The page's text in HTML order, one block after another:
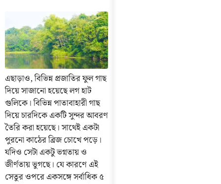
এছাড়াও, বিভিন্ন প্রজাতির ফুল গাছ
দিয়ে সাজানো হয়েছে লগ হাট
গুলিকে। বিভিন্ন পাতাবাহারী গাছ
দিয়ে চারদিকে একটি সুন্দর আবরণ
তৈরি করা হয়েছে। সাথেই একটা
পুরনো কাঠের ব্রিজ চোখে পড়ে।
যদিও সেটা একটু ভগ্নতায় ও
জীর্ণতায় ভুগছে। যে কারণে এই
সেতুর ওপরে একসঙ্গে সর্বাধিক ৫